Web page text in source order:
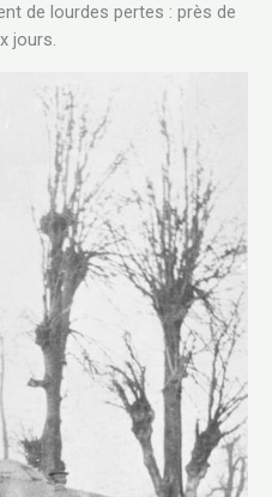
de lourdes pertes : près de
jours.